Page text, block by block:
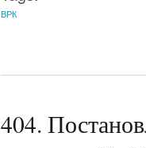
ВРК
404.